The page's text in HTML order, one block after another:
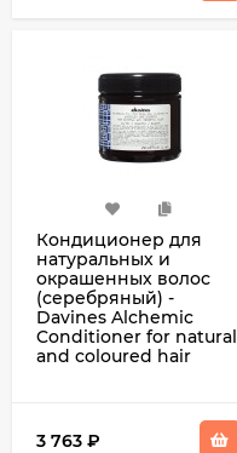
Кондиционер для
натуральных и
окрашенных волос
(серебряный) -
Davines Alchemic
Conditioner for natural
and coloured hair
3 763 ₽